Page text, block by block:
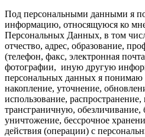
Под персональными данными я
информацию, относящуюся ко
Персональных Данных, в том
отчество, адрес, образование,
(телефон, факс, электронная
фотографии, иную другую
персональных данных я понимаю
накопление, уточнение,
использование, распространение,
трансграничную, обезличивание,
уничтожение, бессрочное
действия (операции) с